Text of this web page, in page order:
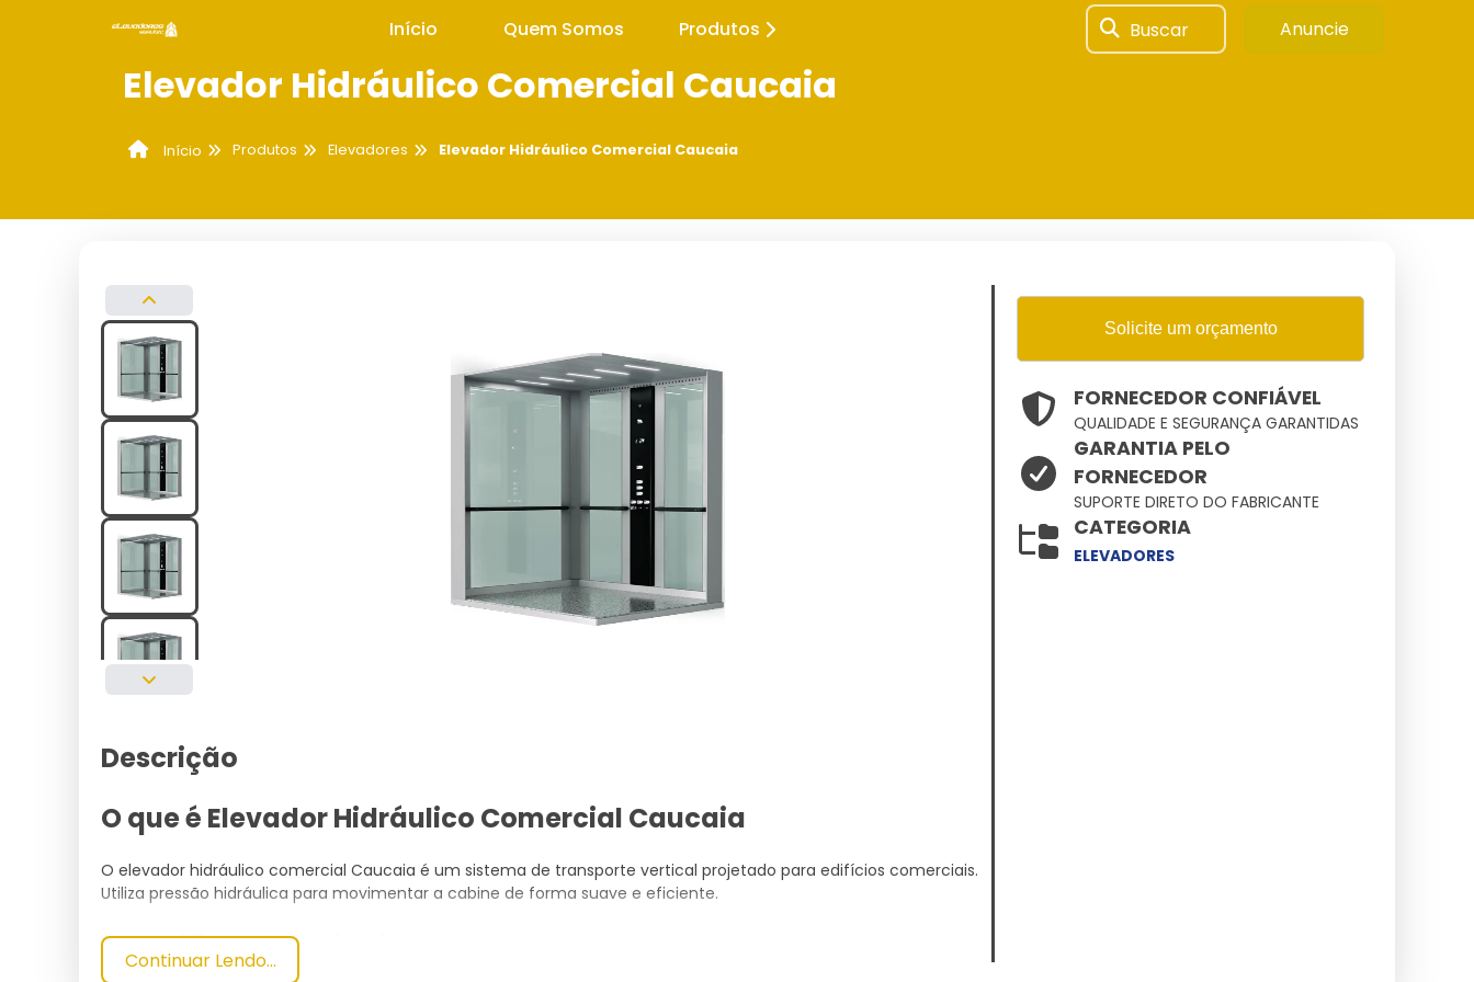
Início Quem Somos Produtos Buscar Anuncie
Elevador Hidráulico Comercial Caucaia
Início Produtos Elevadores Elevador Hidráulico Comercial Caucaia
Descrição
O que é Elevador Hidráulico Comercial Caucaia
O elevador hidráulico comercial Caucaia é um sistema de transporte vertical projetado para edifícios comerciais.
Utiliza pressão hidráulica para movimentar a cabine de forma suave e eficiente.
Especificações Técnicas
Continuar Lendo...
Solicite um orçamento
FORNECEDOR CONFIÁVEL
QUALIDADE E SEGURANÇA GARANTIDAS
GARANTIA PELO
FORNECEDOR
SUPORTE DIRETO DO FABRICANTE
CATEGORIA
ELEVADORES